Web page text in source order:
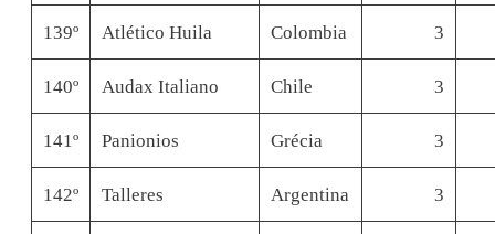
139º Atlético Huila Colombia 3
140º Audax Italiano Chile 3
141º Panionios Grécia 3
142º Talleres Argentina 3